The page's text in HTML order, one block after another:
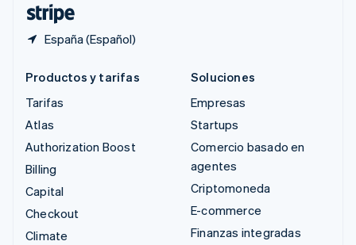
España (Español)
Productos y tarifas
Tarifas
Atlas
Authorization Boost
Billing
Capital
Checkout
Climate
Soluciones
Empresas
Startups
Comercio basado en
agentes
Criptomoneda
E-commerce
Finanzas integradas